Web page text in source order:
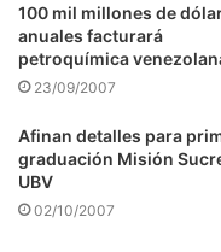
100 mil millones de
anuales facturará
petroquímica
23/09/2007
Afinan detalles para
graduación Misión
UBV
02/10/2007